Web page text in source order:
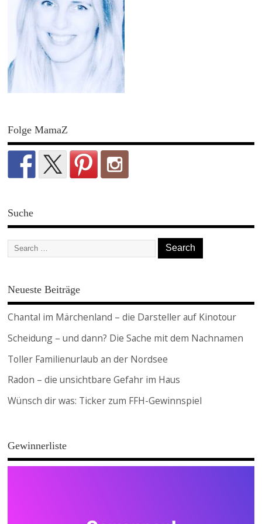
Folge MamaZ
Suche
Neueste Beiträge
Chantal im Märchenland – die Darsteller auf Kinotour
Scheidung – und dann? Die Sache mit dem Nachnamen
Toller Familienurlaub an der Nordsee
Radon – die unsichtbare Gefahr im Haus
Wünsch dir was: Ticker zum FFH-Gewinnspiel
Gewinnerliste